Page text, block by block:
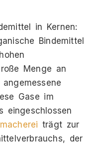
in Kernen:
Bindemittel
Menge an
Gase im
eingeschlossen
trägt zur
der